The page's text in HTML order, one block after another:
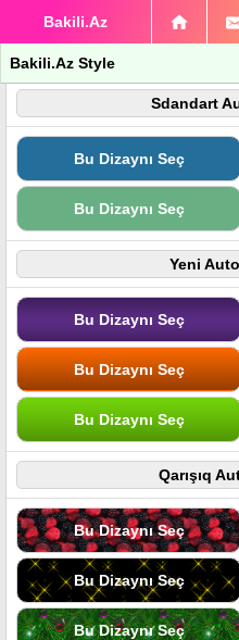
Bakili.Az
Bakili.Az Style
Sdandart
Bu Dizaynı Seç
Bu Dizaynı Seç
Yeni
Bu Dizaynı Seç
Bu Dizaynı Seç
Bu Dizaynı Seç
Qarışıq
Bu Dizaynı Seç
Bu Dizaynı Seç
Bu Dizaynı Seç